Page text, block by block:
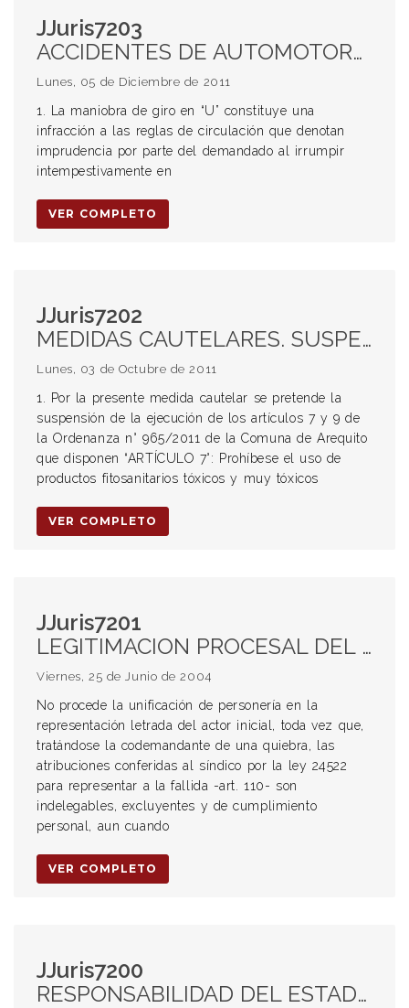
JJuris7203
ACCIDENTES DE AUTOMOTORES. MOTOCICLETA-AUTO. MANIOBRA DE GIRO EN U. INFRACCIÓN A LAS REGLAS DE CIRCULACIÓN. IMPRUDENCIA POR PARTE DEL DEMANDADO. INVASIÓN DEL CARRIL DE CIRCULACIÓN. COLISIÓN. MANIOBRAS RIESGOSAS. PRIORIDAD DE PASO. ART 1113 2° PÁRRAFO DEL CC. RESPONSABILIDAD. INDICIOS. PORCENTAJES DE INCAPACIDAD. NATURALEZA DE LAS LESIONES. EDAD DEL DAMNIFICADO. ESTADO CIVIL. CONDICIONES PERSONALES. DISMINUCIÓN DE APTITUDES LABORALES. LUCRO CESANTE. DAÑO POR INCAPACIDAD FÍSICA. PRODUCTIVIDAD DE LA PERSONA. AFECTACIÓN. CAUSA EFICIENTE DE LAS PÉRDIDA DE INGRESOS. SECUELAS INCAPACITANTES PERMANENTES. DAÑO MORAL. SEGURO. RECHAZO DE LA DECLINACIÓN DE LA CITACIÓN EN GARANTÍA. AUSENCIA DE INTENCIONALIDAD DE CAUSAR UN DAÑO A UN TERCERO.
Lunes, 05 de Diciembre de 2011
1. La maniobra de giro en “U” constituye una
infracción a las reglas de circulación que denotan
imprudencia por parte del demandado al irrumpir
intempestivamente en
VER COMPLETO
JJuris7202
MEDIDAS CAUTELARES. SUSPENSIÓN EN LA EJECUCIÓN DE UNA ORDENANZA MUNICIPAL. USO DE PRODUCTOS FITOSANITARIOS. COMUNA DE AREQUITO. USO DE COADYUVANTES. SUSTANCIAS CAPACES DE ALTERAR EL SISTEMA HORMONAL. VEROSIMILITUD EN EL DERECHO. PELIGRO EN LA DEMORA. PONDERACIÓN DE LOS INTERESES EN JUEGO. ART 14 LEY 11330. PODER DE POLICÍA DE LA COMUNA. POTESTADES DE REGULACIÓN Y FISCALIZACIÓN. AUTONOMÍA MUNICIPAL. ART 123 CN. REGLA INFERIOR QUE PROTEGE MÁS QUE LA SUPERIOR. DUDA O INCERTIDUMBRE CIENTÍFICA. PRINCIPIO PRECAUTORIO. INVERSIÓN DE LA CARGA DE LA PRUEBA.
Lunes, 03 de Octubre de 2011
1. Por la presente medida cautelar se pretende la
suspensión de la ejecución de los artículos 7 y 9 de
la Ordenanza n° 965/2011 de la Comuna de Arequito
que disponen “ARTÍCULO 7°: Prohíbese el uso de
productos fitosanitarios tóxicos y muy tóxicos
VER COMPLETO
JJuris7201
LEGITIMACION PROCESAL DEL FALLIDO. REPRESENTACION PROCESAL. UNIFICACION DE PERSONERIA: IMPROCEDENCIA
Viernes, 25 de Junio de 2004
No procede la unificación de personería en la
representación letrada del actor inicial, toda vez que,
tratándose la codemandante de una quiebra, las
atribuciones conferidas al síndico por la ley 24522
para representar a la fallida -art. 110- son
indelegables, excluyentes y de cumplimiento
personal, aun cuando
VER COMPLETO
JJuris7200
RESPONSABILIDAD DEL ESTADO. MUNICIPALIDAD DE ROSARIO. LESIONES PRODUCIDAS POR LA CAÍDA DE UN ÁRBOL. COSA INERTE. RESPONSABILIDAD DEL DUEÑO O GUARDIÁN. MANTENIMIENTO DEFECTUOSO. DAÑO CAUSADO POR EVENTUALES TERCEROS. HECHO PRODUCIDO DOS AÑOS DESPUÉS DEL DAÑO CAUSADO POR TERCEROS. OMISIÓN NEGLIGENTE DE LA GUARDADORA. ART 1113 2° PÁRRAFO DEL CC. PRUEBA DE CULPA DE LA VÍCTIMA, DE UN TERCERO POR QUIEN NO DEBE RESPONDER O CASO FORTUITO PARA EXIMIRSE DE RESPONSABILIDAD.